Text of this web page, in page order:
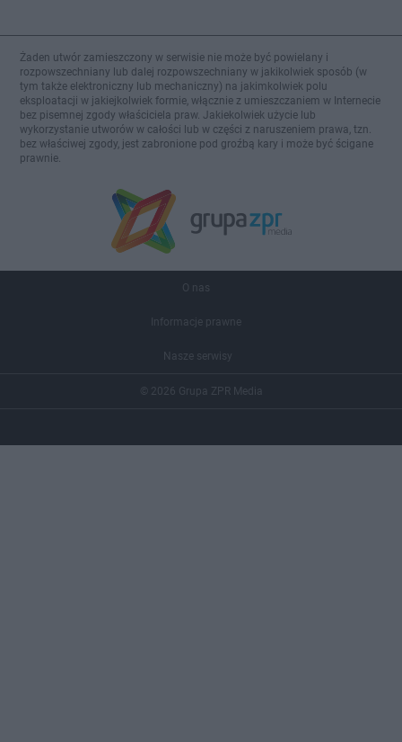
Żaden utwór zamieszczony w serwisie nie może być powielany i
rozpowszechniany lub dalej rozpowszechniany w jakikolwiek sposób (w
tym także elektroniczny lub mechaniczny) na jakimkolwiek polu
eksploatacji w jakiejkolwiek formie, włącznie z umieszczaniem w Internecie
bez pisemnej zgody właściciela praw. Jakiekolwiek użycie lub
wykorzystanie utworów w całości lub w części z naruszeniem prawa, tzn.
bez właściwej zgody, jest zabronione pod groźbą kary i może być ścigane
prawnie.
O nas
Informacje prawne
Nasze serwisy
© 2026 Grupa ZPR Media